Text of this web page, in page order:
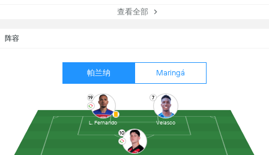
阵容
帕兰纳 Maringá
10
7
Velasco
19
L. Fernando
查看全部